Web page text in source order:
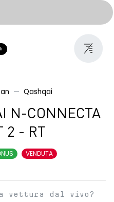
Qashqai
N-CONNECTA
2 - RT
VENDUTA
vettura dal vivo?